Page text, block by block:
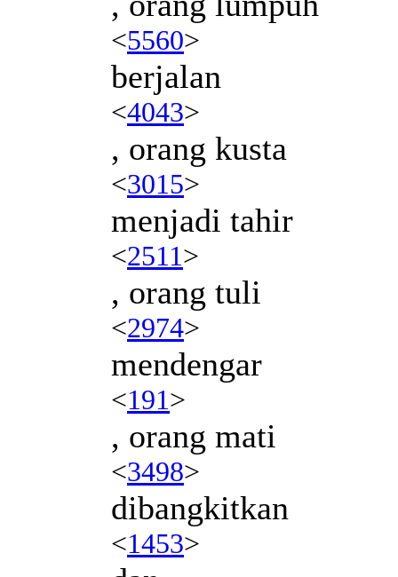
<5560>
berjalan
<4043>
, orang kusta
<3015>
menjadi tahir
<2511>
, orang tuli
<2974>
mendengar
<191>
, orang mati
<3498>
dibangkitkan
<1453>